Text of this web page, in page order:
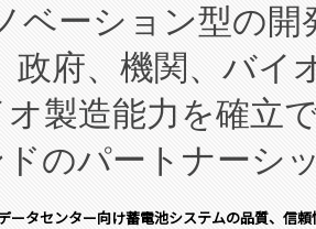
ベーション型の
政府、機関、バイ
製造能力を確立
のパートナーシ
同社の実績ある
ータセンター向け蓄電池システムの品質、信